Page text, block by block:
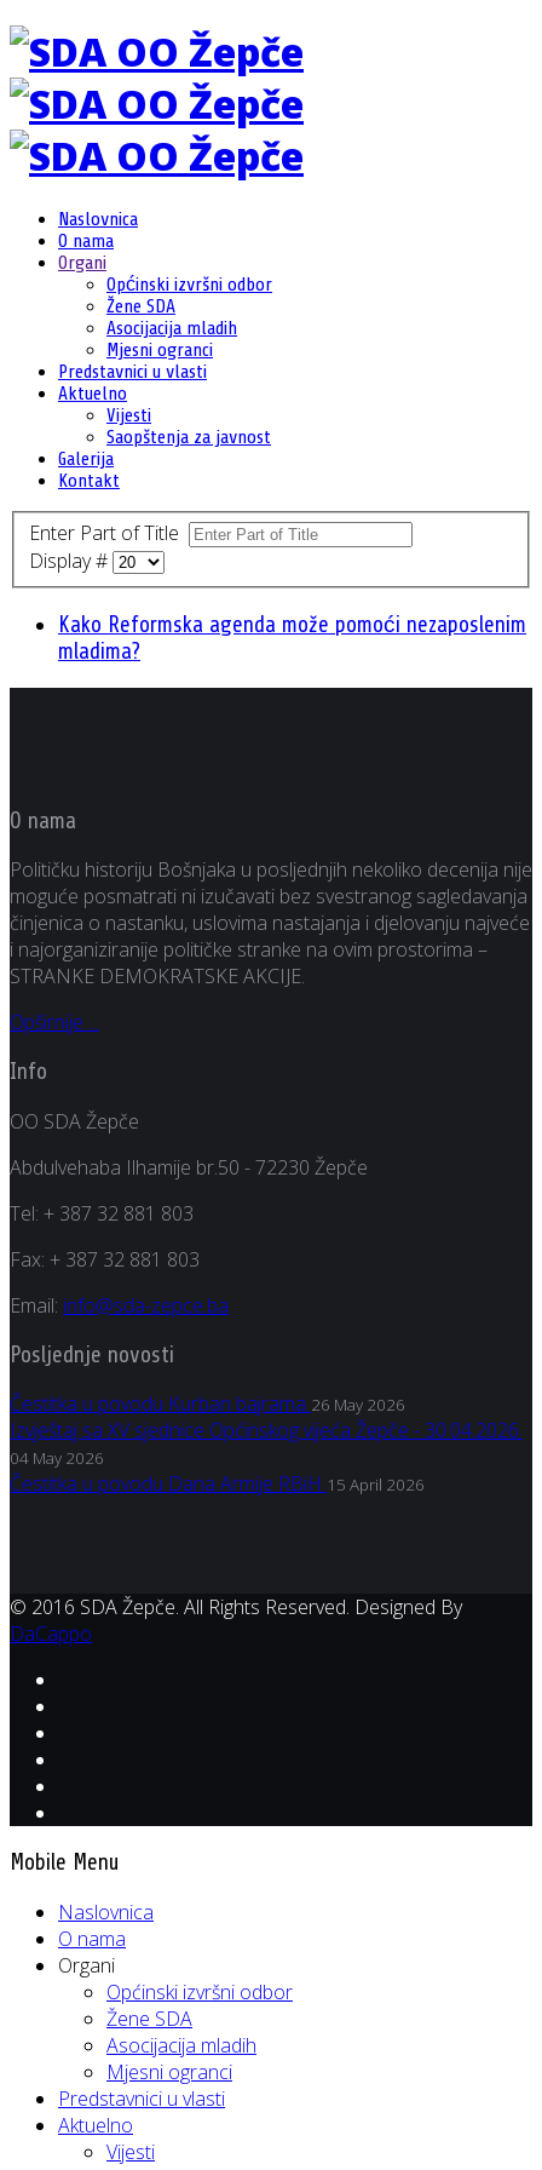
Naslovnica
O nama
Organi
Općinski izvršni odbor
Žene SDA
Asocijacija mladih
Mjesni ogranci
Predstavnici u vlasti
Aktuelno
Vijesti
Saopštenja za javnost
Galerija
Kontakt
Enter Part of Title
Display #
Kako Reformska agenda može pomoći nezaposlenim
mladima?
O nama
Političku historiju Bošnjaka u posljednjih nekoliko decenija nije
moguće posmatrati ni izučavati bez svestranog sagledavanja
činjenica o nastanku, uslovima nastajanja i djelovanju najveće
i najorganiziranije političke stranke na ovim prostorima –
STRANKE DEMOKRATSKE AKCIJE.
Opširnije ...
Info
OO SDA Žepče
Abdulvehaba Ilhamije br.50 - 72230 Žepče
Tel: + 387 32 881 803
Fax: + 387 32 881 803
Email: info@sda-zepce.ba
Posljednje novosti
Čestitka u povodu Kurban bajrama 26 May 2026
Izvještaj sa XV sjednice Općinskog vijeća Žepče - 30.04.2026.
04 May 2026
Čestitka u povodu Dana Armije RBiH 15 April 2026
© 2016 SDA Žepče. All Rights Reserved. Designed By
DaCappo
Mobile Menu
Naslovnica
O nama
Organi
Općinski izvršni odbor
Žene SDA
Asocijacija mladih
Mjesni ogranci
Predstavnici u vlasti
Aktuelno
Vijesti